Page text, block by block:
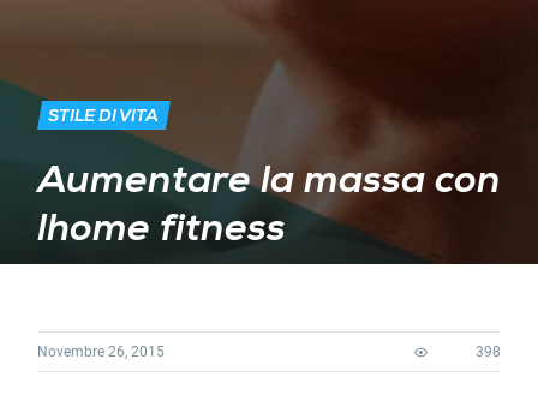
STILE DI VITA
Aumentare la massa con
lhome fitness
Novembre 26, 2015 398